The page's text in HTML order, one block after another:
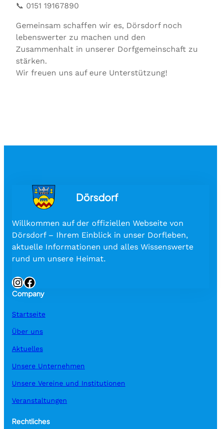
📞 0151 19167890
Gemeinsam schaffen wir es, Dörsdorf noch
lebenswerter zu machen und den
Zusammenhalt in unserer Dorfgemeinschaft zu
stärken.
Wir freuen uns auf eure Unterstützung!
Dörsdorf
Willkommen auf der offiziellen Webseite von
Dörsdorf – Ihrem Einblick in unser Dorfleben,
aktuelle Informationen und alles Wissenswerte
rund um unsere Heimat.
InstagramFacebook
Company
Startseite
Über uns
Aktuelles
Unsere Unternehmen
Unsere Vereine und Institutionen
Veranstaltungen
Rechtliches